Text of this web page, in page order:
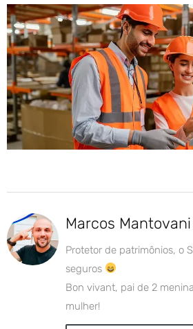
Marcos Mantovani
Protetor de patrimônios, o
seguros
Bon vivant, pai de 2
mulher!